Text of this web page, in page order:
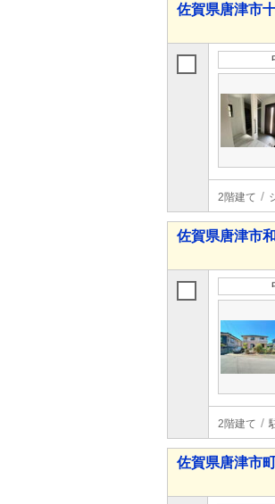
佐賀県唐津市
2階建て
佐賀県唐津市
2階建て
佐賀県唐津市